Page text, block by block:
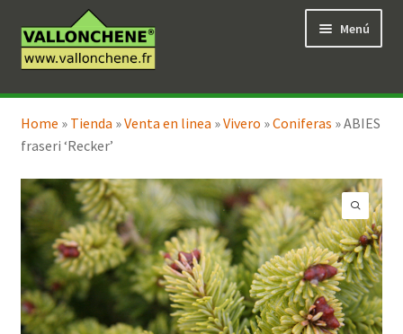
a
la
al
contenido
Menú
Tienda en línea
menú
Home » Tienda »Venta en linea »Vivero »Coniferas »ABIES
fraseri ‘Recker’